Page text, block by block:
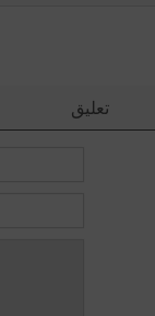
تعليق